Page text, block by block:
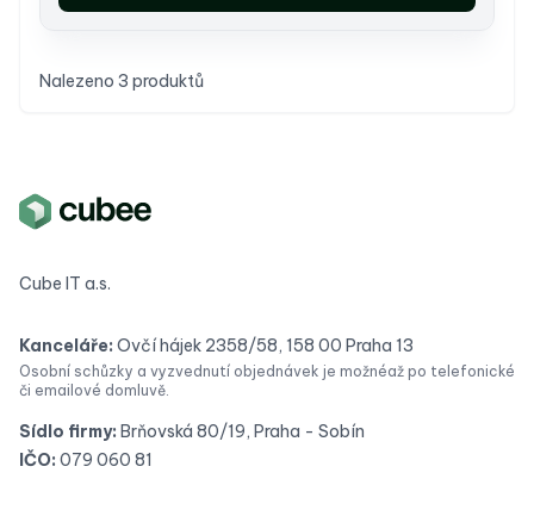
Nalezeno 3 produktů
Cube IT a.s.
Kanceláře: Ovčí hájek 2358/58, 158 00 Praha 13
Osobní schůzky a vyzvednutí objednávek je možnéaž po telefonické
či emailové domluvě.
Sídlo firmy: Brňovská 80/19, Praha - Sobín
IČO: 079 060 81